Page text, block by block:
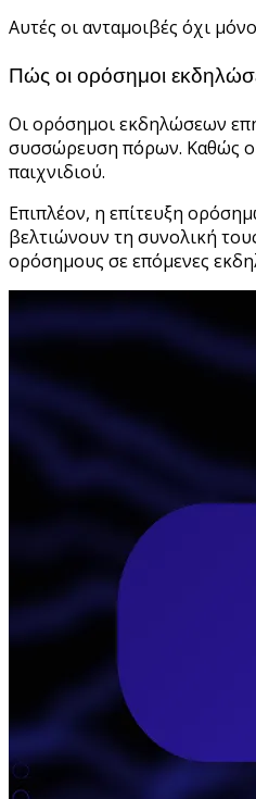
Αυτές οι ανταμοιβές όχι
Πώς οι ορόσημοι
Οι ορόσημοι εκδηλώσεων
συσσώρευση πόρων. Καθώς οι
παιχνιδιού.
Επιπλέον, η επίτευξη
βελτιώνουν τη συνολική
ορόσημους σε επόμενες